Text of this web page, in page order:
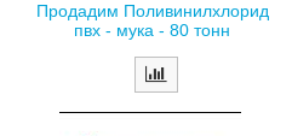
Продадим Поливинилхлорид
пвх - мука - 80 тонн